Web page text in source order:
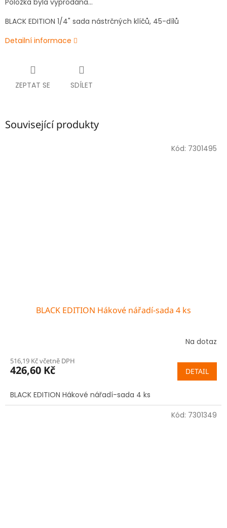
Položka byla vyprodána…
BLACK EDITION 1/4" sada nástrčných klíčů, 45-dílů
Detailní informace
ZEPTAT SE SDÍLET
Související produkty
BLACK EDITION Hákové nářadí-sada 4 ks
Na dotaz
516,19 Kč včetně DPH
426,60 Kč DETAIL
BLACK EDITION Hákové nářadí-sada 4 ks
Kód: 7301495
Kód: 7301349